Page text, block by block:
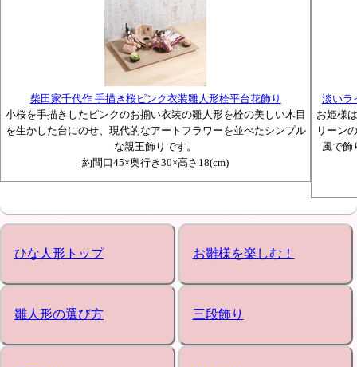
柴田家千代作 手描き桜ピンク衣装雛人形栓平台花飾り
小桜を手描きしたピンクのお揃い衣装の雛人形を栓の美しい木目
を生かした台にのせ、現代的なアートフラワーを並べたシンプル
な親王飾りです。
約間口45×奥行き30×高さ18(cm)
淡いラ
お姫様
リーン
風で飾
ひな人形トップ お雛様を楽しむ！
雛人形の選び方 三段飾り